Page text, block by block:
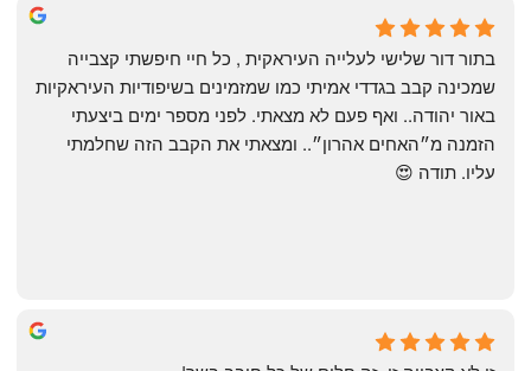
שי
4 months ago
Yonatan Menashe
6 months ago
עליו. תודה 😍